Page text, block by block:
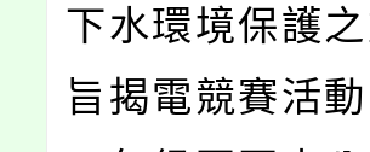
下水環境保護
旨揭電競賽活